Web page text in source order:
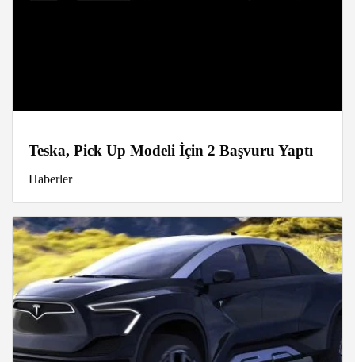
Teska, Pick Up Modeli İçin 2 Başvuru Yaptı
Haberler